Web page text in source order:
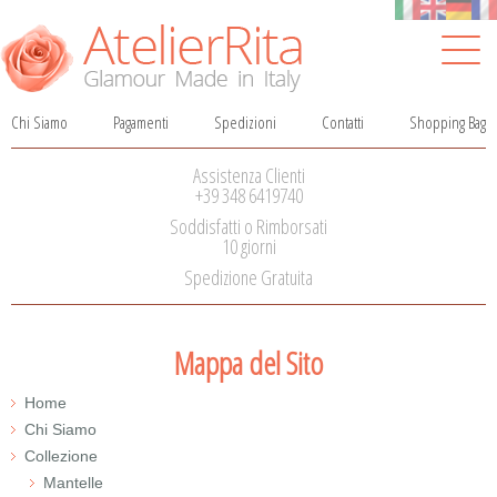
Salta
la
navigazione
Chi Siamo Pagamenti Spedizioni Contatti Shopping Bag
Assistenza Clienti
+39 348 6419740
Soddisfatti o Rimborsati
10 giorni
Spedizione Gratuita
Mappa del Sito
Home
Chi Siamo
Collezione
Mantelle